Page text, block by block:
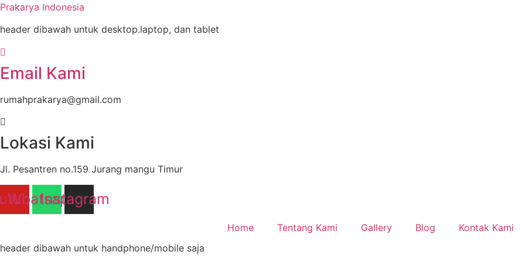
Prakarya Indonesia
header dibawah untuk desktop.laptop, dan tablet
Email Kami
rumahprakarya@gmail.com
Lokasi Kami
Jl. Pesantren no.159 Jurang mangu Timur
Whatsapp
Instagram
Home Tentang Kami Gallery Blog
Kontak Kami
header dibawah untuk handphone/mobile saja